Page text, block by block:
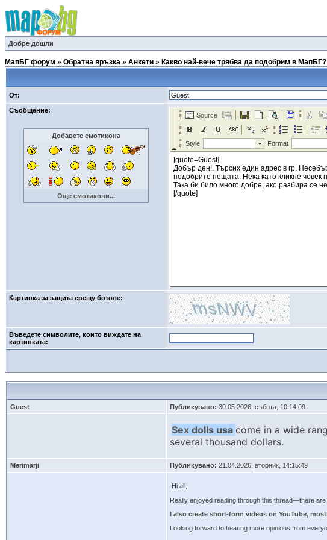
Добре дошли
МапБГ форум » Обратна връзка » Анкети » Какво най-вече трябва да подобрим в МапБГ?
От:
Съобщение:
Добавете емотикона
Още емотикони...
Картинка за защита срещу ботове:
Въведете символите, които виждате на
картинката: